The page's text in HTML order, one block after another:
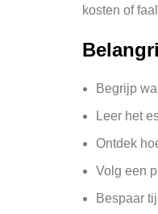
kosten of
Begrijp
Leer het
Ontdek
Volg een
Bespaar